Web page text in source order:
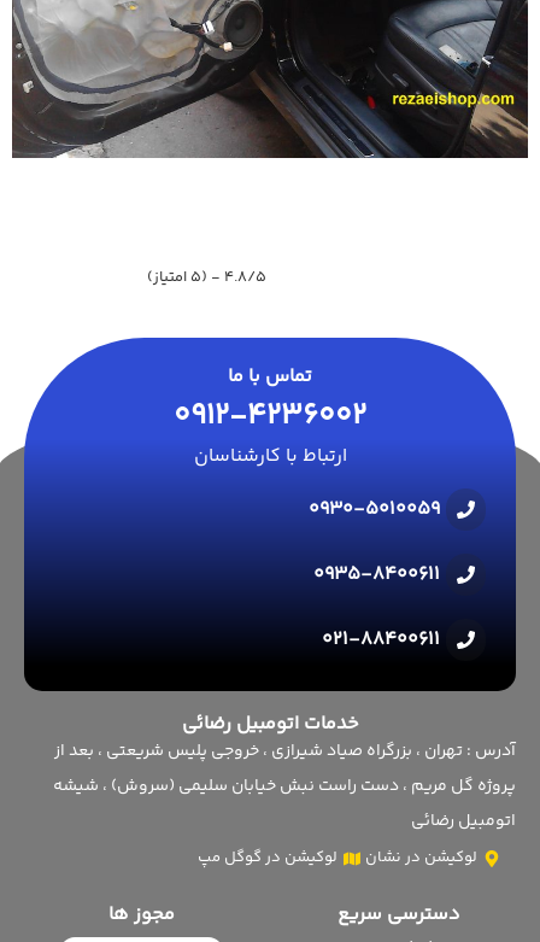
4.8/5 - (5 امتیاز)
تماس با ما
0912-4236002
ارتباط با کارشناسان
0930-5010059
0935-8400611
021-88400611
خدمات اتومبیل رضائی
آدرس : تهران ، بزرگراه صیاد شیرازی ، خروجی پلیس شریعتی ، بعد از
پروژه گل مریم ، دست راست نبش خیابان سلیمی (سروش) ، شیشه
اتومبیل رضائی
لوکیشن در نشان لوکیشن در گوگل مپ
دسترسی سریع مجوز ها